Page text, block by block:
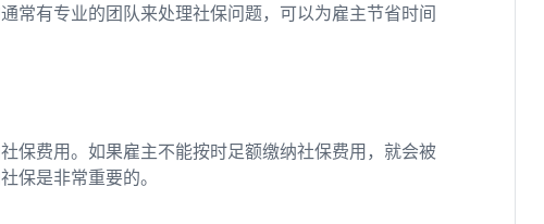
常有专业的团队来处理社保问题，可以为雇主节省时间
保费用。如果雇主不能按时足额缴纳社保费用，就会被
保是非常重要的。